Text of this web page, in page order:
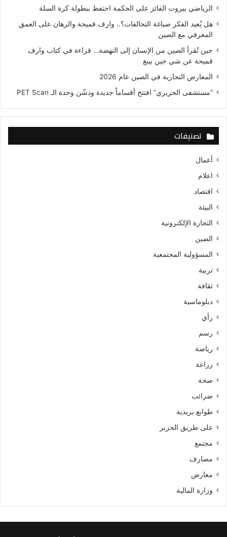
الرياضي بيروت الفائز على الحكمة احتفظ ببطولة كرة السلة
هل يُعيد الفكر صياغة التحالفات؟.. وارف قميحة والرهان على العمق
المعرفي مع الصين
حين تُقرأ الصين من الإنسان إلى النهضة… قراءة في كتاب وارف
قميحة عن شي جين بينغ
المعارض التجارية في الصين عام 2026
“مستشفى الحريري” افتتح أقساماً جديدة ودشّن وحدة الـ PET Scan
تصنيفات
أعمال
اعلام
اقتصاد
البيئة
التجارة الإلكترونية
الصين
المسؤولية المجتمعية
تربية
ثقافة
دبلوماسية
رأي
رسم
رياضة
زراعة
صحة
ضرائب
طوابع بريدية
على طريق الحرير
مجتمع
مصارف
معارض
وزارة المالية